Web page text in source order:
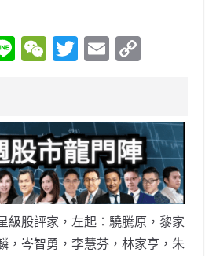
Li W
h
at
T
er
E
l y
Li
n
k
級股評家，左起：驍騰原，黎家
，岑智勇，李慧芬，林家亨，朱